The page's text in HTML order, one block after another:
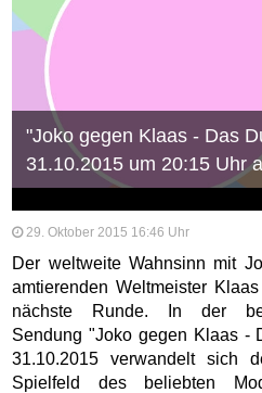
"Joko gegen Klaas - Das
31.10.2015 um 20:15 Uhr
29. Oktober 2015 16:46 Uhr
Der weltweite Wahnsinn mit
amtierenden Weltmeister
nächste Runde. In der
Sendung "Joko gegen Klaas -
31.10.2015 verwandelt sich
Spielfeld des beliebten